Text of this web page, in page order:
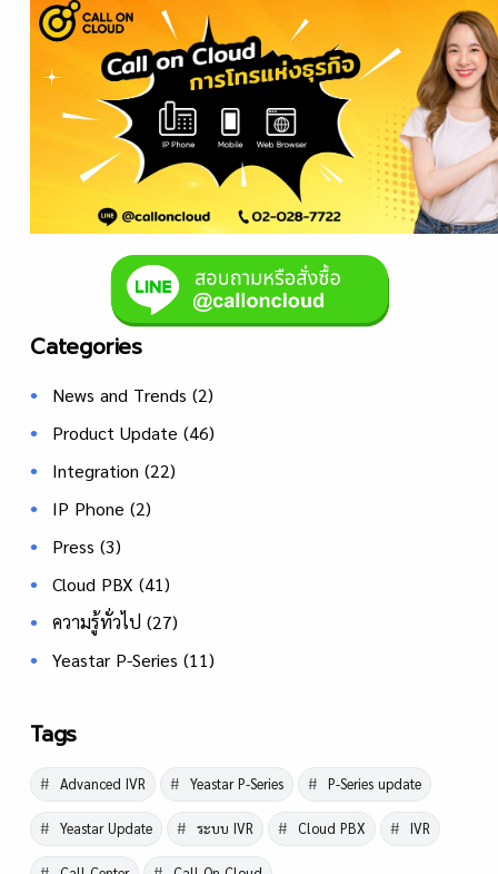
Categories
News and Trends (2)
Product Update (46)
Integration (22)
IP Phone (2)
Press (3)
Cloud PBX (41)
ความรู้ทั่วไป (27)
Yeastar P-Series (11)
Tags
Advanced IVR Yeastar P-Series P-Series update
Yeastar Update ระบบ IVR Cloud PBX IVR